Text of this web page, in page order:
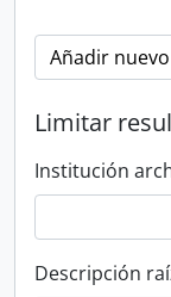
Añadir
Limitar
Institución
Descripción